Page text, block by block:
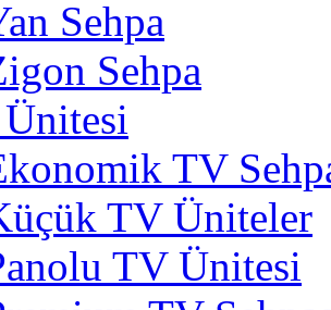
Sehpa
Sehpa
TV
TV Üniteler
TV Ünitesi